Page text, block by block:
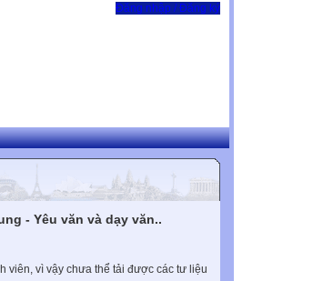
Đăng nhập / Đăng ký
- Yêu văn và dạy văn..
viên, vì vậy chưa thể tải được các tư liệu